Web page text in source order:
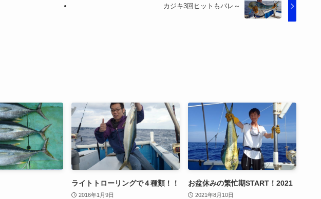
カジキ3回ヒットもバレ～
ライトトローリングで４種類！！
2016年1月9日
お盆休みの繁忙期START！2021
2021年8月10日